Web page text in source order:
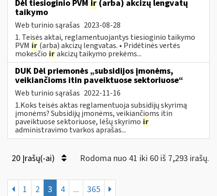
Dėl tiesioginio PVM ir (arba) akcizų lengvatų
taikymo
Web turinio sąrašas 2023-08-28
1. Teisės aktai, reglamentuojantys tiesioginio taikymo
PVM ir (arba) akcizų lengvatas. • Pridėtinės vertės
mokesčio irakcizų taikymo prekėms...
DUK Dėl priemonės „subsidijos įmonėms,
veikiančioms itin paveiktuose sektoriuose“
Web turinio sąrašas 2022-11-16
1.Koks teisės aktas reglamentuoja subsidijų skyrimą
įmonėms? Subsidijų įmonėms, veikiančioms itin
paveiktuose sektoriuose, lėšų skyrimo ir
administravimo tvarkos aprašas...
20 Įrašų(-ai) Rodoma nuo 41 iki 60 iš 7,293 irašų.
1 2 3 4 ... 365